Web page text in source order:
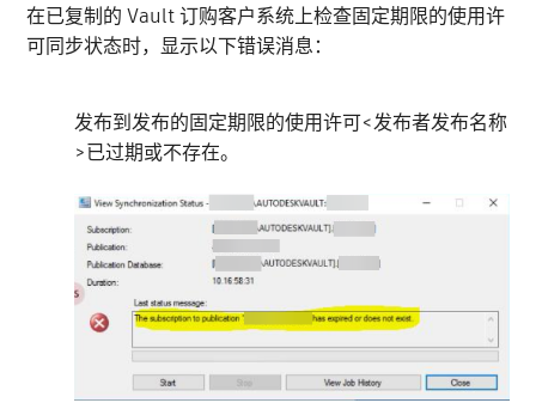
在已复制的 Vault 订购客户系统上检查固定期限的使用许
可同步状态时，显示以下错误消息：
发布到发布的固定期限的使用许可<发布者发布名称
>已过期或不存在。